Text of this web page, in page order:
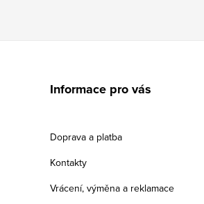
Informace pro vás
Doprava a platba
Kontakty
Vrácení, výměna a reklamace